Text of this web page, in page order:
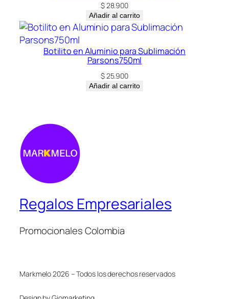
$28.900
Añadir al carrito
Botilito en Aluminio para Sublimación
Parsons750ml
$25.900
Añadir al carrito
Regalos Empresariales
Promocionales Colombia
Markmelo 2026 – Todos los derechos reservados